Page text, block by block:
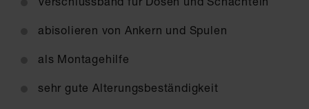
abisolieren von Ankern und Spulen
als Montagehilfe
sehr gute Alterungsbeständigkeit